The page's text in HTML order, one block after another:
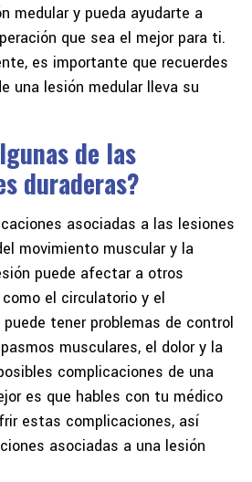
medular y pueda ayudarte a
que sea el mejor para ti.
es importante que recuerdes
una lesión medular lleva su
de las
duraderas?
asociadas a las lesiones
movimiento muscular y la
puede afectar a otros
el circulatorio y el
tener problemas de control
musculares, el dolor y la
complicaciones de una
es que hables con tu médico
estas complicaciones, así
asociadas a una lesión